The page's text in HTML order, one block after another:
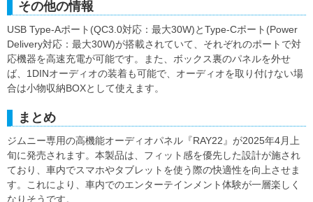
その他の情報
USB Type-Aポート(QC3.0対応：最大30W)とType-Cポート(Power
Delivery対応：最大30W)が搭載されていて、それぞれのポートで対
応機器を高速充電が可能です。また、ボックス裏のパネルを外せ
ば、1DINオーディオの装着も可能で、オーディオを取り付けない場
合は小物収納BOXとして使えます。
まとめ
ジムニー専用の高機能オーディオパネル『RAY22』が2025年4月上
旬に発売されます。本製品は、フィット感を優先した設計が施され
ており、車内でスマホやタブレットを使う際の快適性を向上させま
す。これにより、車内でのエンターテインメント体験が一層楽しく
なりそうです。